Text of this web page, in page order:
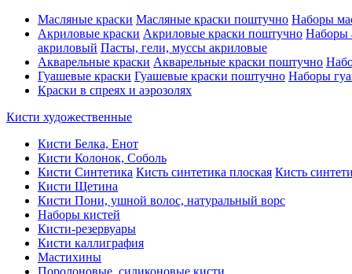
Масляные краски Масляные краски поштучно Наборы
Акриловые краски Акриловые краски поштучно Наборы
акриловый Пасты, гели, муссы акриловые
Акварельные краски Акварельные краски поштучно
Гуашевые краски Гуашевые краски поштучно Наборы
Краски в спреях и аэрозолях
Кисти художественные
Кисти Белка, Енот
Кисти Колонок, Соболь
Кисти Синтетика Кисть синтетика плоская Кисть
Кисти Щетина
Кисти Пони, ушной волос, натуральный ворс
Наборы кистей
Кисти-резервуары
Кисти каллиграфия
Мастихины
Поролоновые, силиконовые кисти